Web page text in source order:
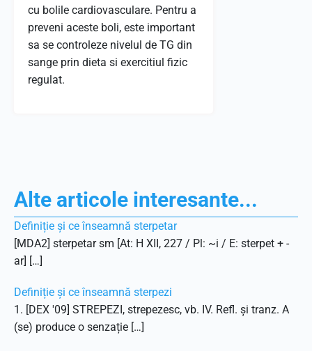
cu bolile cardiovasculare. Pentru a
preveni aceste boli, este important
sa se controleze nivelul de TG din
sange prin dieta si exercitiul fizic
regulat.
Alte articole interesante...
Definiție și ce înseamnă sterpetar
[MDA2] sterpetar sm [At: H XII, 227 / Pl: ~i / E: sterpet + -
ar] […]
Definiție și ce înseamnă sterpezi
1. [DEX '09] STREPEZI, strepezesc, vb. IV. Refl. și tranz. A
(se) produce o senzație […]